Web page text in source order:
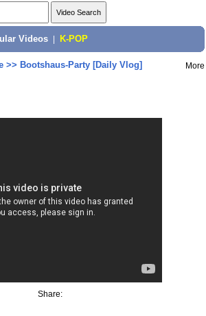
Videos K-POP
>> Bootshaus-Party [Daily Vlog] More
Share: